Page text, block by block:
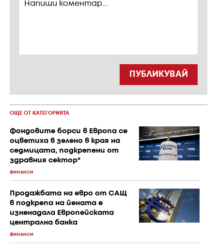
ПУБЛИКУВАЙ
ОЩЕ ОТ КАТЕГОРИЯТА
Фондовите борси в Европа се
оцветиха в зелено в края на
седмицата, подкрепени от
здравния сектор*
ФИНАНСИ
Продажбата на евро от САЩ
в подкрепа на йената е
изненадала Европейската
централна банка
ФИНАНСИ